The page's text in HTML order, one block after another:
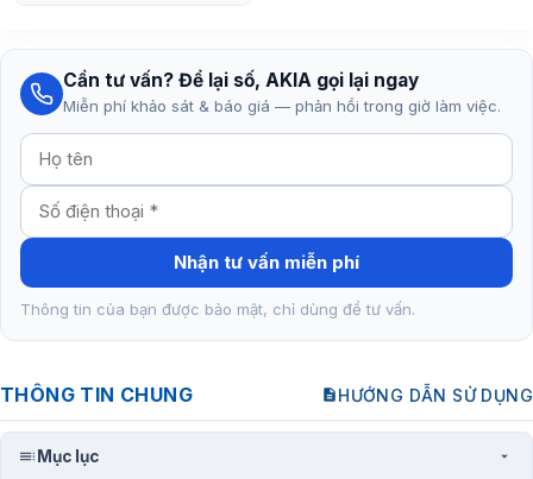
Cần tư vấn? Để lại số, AKIA gọi lại ngay
Miễn phí khảo sát & báo giá — phản hồi trong giờ làm việc.
Nhận tư vấn miễn phí
Thông tin của bạn được bảo mật, chỉ dùng để tư vấn.
THÔNG TIN CHUNG HƯỚNG DẪN SỬ DỤNG
Mục lục